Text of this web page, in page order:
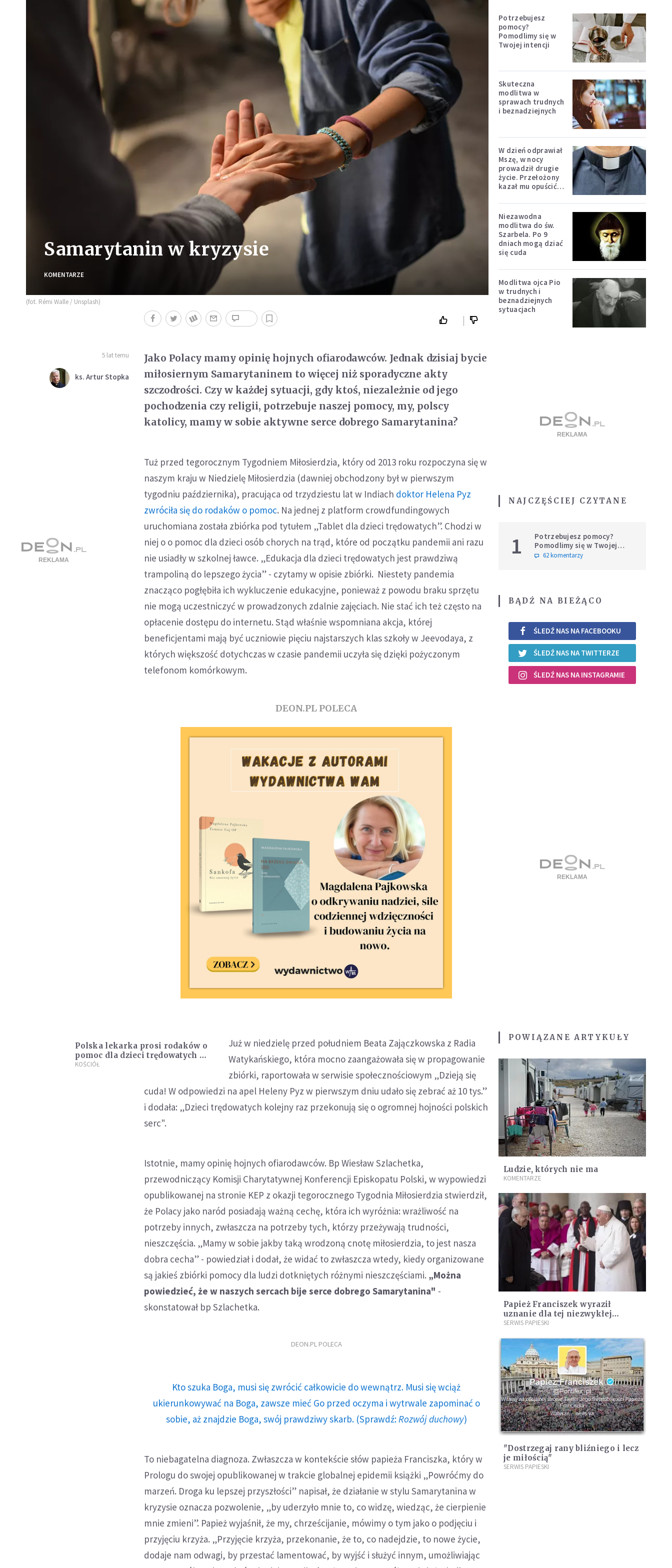
Samarytanin w kryzysie
KOMENTARZE
(fot. Rémi Walle / Unsplash)
5 lat temu
ks. Artur Stopka
Jako Polacy mamy opinię hojnych ofiarodawców. Jednak dzisiaj bycie
miłosiernym Samarytaninem to więcej niż sporadyczne akty
szczodrości. Czy w każdej sytuacji, gdy ktoś, niezależnie od jego
pochodzenia czy religii, potrzebuje naszej pomocy, my, polscy
katolicy, mamy w sobie aktywne serce dobrego Samarytanina?
Tuż przed tegorocznym Tygodniem Miłosierdzia, który od 2013 roku rozpoczyna się w
naszym kraju w Niedzielę Miłosierdzia (dawniej obchodzony był w pierwszym
tygodniu października), pracująca od trzydziestu lat w Indiach doktor Helena Pyz
zwróciła się do rodaków o pomoc. Na jednej z platform crowdfundingowych
uruchomiana została zbiórka pod tytułem „Tablet dla dzieci trędowatych”. Chodzi w
niej o o pomoc dla dzieci osób chorych na trąd, które od początku pandemii ani razu
nie usiadły w szkolnej ławce. „Edukacja dla dzieci trędowatych jest prawdziwą
trampoliną do lepszego życia” - czytamy w opisie zbiórki. Niestety pandemia
znacząco pogłębiła ich wykluczenie edukacyjne, ponieważ z powodu braku sprzętu
nie mogą uczestniczyć w prowadzonych zdalnie zajęciach. Nie stać ich też często na
opłacenie dostępu do internetu. Stąd właśnie wspomniana akcja, której
beneficjentami mają być uczniowie pięciu najstarszych klas szkoły w Jeevodaya, z
których większość dotychczas w czasie pandemii uczyła się dzięki pożyczonym
telefonom komórkowym.
DEON.PL POLECA
Polska lekarka prosi rodaków o
pomoc dla dzieci trędowatych w
Indiach
KOŚCIÓŁ
Już w niedzielę przed południem Beata Zajączkowska z Radia
Watykańskiego, która mocno zaangażowała się w propagowanie
zbiórki, raportowała w serwisie społecznościowym „Dzieją się
cuda! W odpowiedzi na apel Heleny Pyz w pierwszym dniu udało się zebrać aż 10 tys.”
i dodała: „Dzieci trędowatych kolejny raz przekonują się o ogromnej hojności polskich
serc".
Istotnie, mamy opinię hojnych ofiarodawców. Bp Wiesław Szlachetka,
przewodniczący Komisji Charytatywnej Konferencji Episkopatu Polski, w wypowiedzi
opublikowanej na stronie KEP z okazji tegorocznego Tygodnia Miłosierdzia stwierdził,
że Polacy jako naród posiadają ważną cechę, która ich wyróżnia: wrażliwość na
potrzeby innych, zwłaszcza na potrzeby tych, którzy przeżywają trudności,
nieszczęścia. „Mamy w sobie jakby taką wrodzoną cnotę miłosierdzia, to jest nasza
dobra cecha” - powiedział i dodał, że widać to zwłaszcza wtedy, kiedy organizowane
są jakieś zbiórki pomocy dla ludzi dotkniętych różnymi nieszczęściami. „Można
powiedzieć, że w naszych sercach bije serce dobrego Samarytanina" -
skonstatował bp Szlachetka.
DEON.PL POLECA
Kto szuka Boga, musi się zwrócić całkowicie do wewnątrz. Musi się wciąż
ukierunkowywać na Boga, zawsze mieć Go przed oczyma i wytrwale zapominać o
sobie, aż znajdzie Boga, swój prawdziwy skarb. (Sprawdź: Rozwój duchowy)
To niebagatelna diagnoza. Zwłaszcza w kontekście słów papieża Franciszka, który w
Prologu do swojej opublikowanej w trakcie globalnej epidemii książki „Powróćmy do
marzeń. Droga ku lepszej przyszłości” napisał, że działanie w stylu Samarytanina w
kryzysie oznacza pozwolenie, „by uderzyło mnie to, co widzę, wiedząc, że cierpienie
mnie zmieni”. Papież wyjaśnił, że my, chrześcijanie, mówimy o tym jako o podjęciu i
przyjęciu krzyża. „Przyjęcie krzyża, przekonanie, że to, co nadejdzie, to nowe życie,
dodaje nam odwagi, by przestać lamentować, by wyjść i służyć innym, umożliwiając
Potrzebujesz
pomocy?
Pomodlimy się w
Twojej intencji
Skuteczna
modlitwa w
sprawach trudnych
i beznadziejnych
W dzień odprawiał
Mszę, w nocy
prowadził drugie
życie. Przełożony
kazał mu opuścić
Niezawodna
modlitwa do św.
Szarbela. Po 9
dniach mogą dziać
się cuda
Modlitwa ojca Pio
w trudnych i
beznadziejnych
sytuacjach
NAJCZĘŚCIEJ CZYTANE
1
Potrzebujesz pomocy?
Pomodlimy się w Twojej
intencji
62 komentarzy
BĄDŹ NA BIEŻĄCO
ŚLEDŹ NAS NA FACEBOOKU
ŚLEDŹ NAS NA TWITTERZE
ŚLEDŹ NAS NA INSTAGRAMIE
POWIĄZANE ARTYKUŁY
Ludzie, których nie ma
KOMENTARZE
Papież Franciszek wyraził
uznanie dla tej niezwykłej
organizacji: "jesteście jak
SERWIS PAPIESKI
"Dostrzegaj rany bliźniego i lecz
je miłością"
SERWIS PAPIESKI